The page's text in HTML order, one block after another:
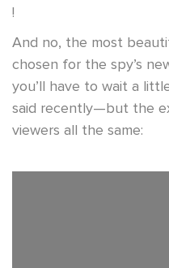
!
And no, the most
chosen for the spy’s
you’ll have to wait a
said recently—but the
viewers all the same: